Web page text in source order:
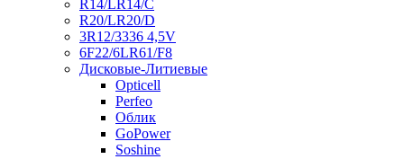
R14/LR14/C
R20/LR20/D
3R12/3336 4,5V
6F22/6LR61/F8
Дисковые-Литиевые
Opticell
Perfeo
Облик
GoPower
Soshine